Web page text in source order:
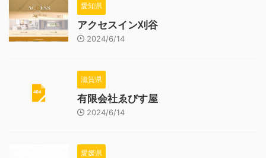
愛知県
アクセスイン刈谷
2024/6/14
滋賀県
有限会社ゑびす屋
2024/6/14
愛媛県